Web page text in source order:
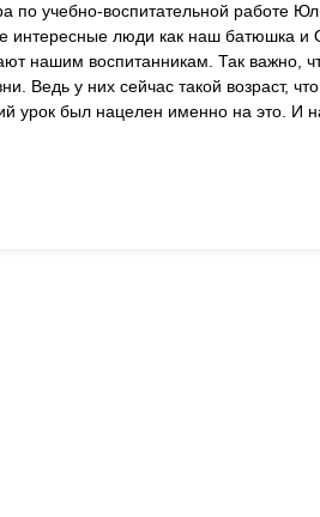
по учебно-воспитательной работе
интересные люди как наш батюшка и
нашим воспитанникам. Так важно,
Ведь у них сейчас такой возраст,
урок был нацелен именно на это. И